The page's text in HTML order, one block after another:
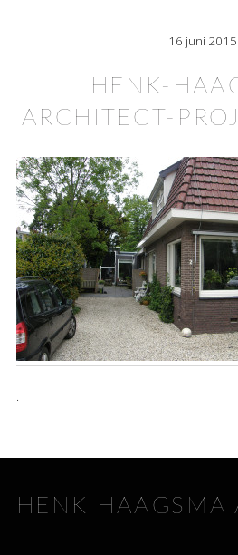
16 juni 2015
HENK-
ARCHITECT-
.
HENK HAAGSMA